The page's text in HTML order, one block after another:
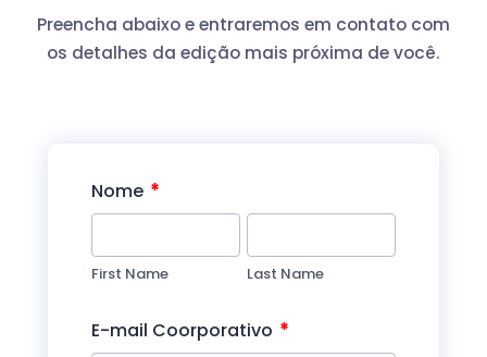
Preencha abaixo e entraremos em contato com
os detalhes da edição mais próxima de você.
Nome *
First Name Last Name
E-mail Coorporativo *